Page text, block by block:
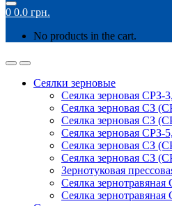
0 0.0 грн.
No products in the cart.
Сеялки зерновые
Сеялка зерновая СРЗ-
Сеялка зерновая СЗ
Сеялка зерновая СЗ
Сеялка зерновая СРЗ-
Сеялка зерновая СЗ
Сеялка зерновая СЗ
Зернотуковая
Сеялка
Сеялка